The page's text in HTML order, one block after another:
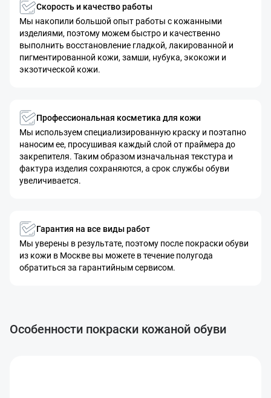
Скорость и качество работы
Мы накопили большой опыт работы с кожанными
изделиями, поэтому можем быстро и качественно
выполнить восстановление гладкой, лакированной и
пигментированной кожи, замши, нубука, экокожи и
экзотической кожи.
Профессиональная косметика для кожи
Мы используем специализированную краску и поэтапно
наносим ее, просушивая каждый слой от праймера до
закрепителя. Таким образом изначальная текстура и
фактура изделия сохраняются, а срок службы обуви
увеличивается.
Гарантия на все виды работ
Мы уверены в результате, поэтому после покраски обуви
из кожи в Москве вы можете в течение полугода
обратиться за гарантийным сервисом.
Особенности покраски кожаной обуви